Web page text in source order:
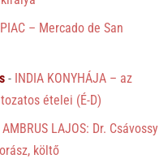
– Mercado de San
- INDIA KONYHÁJA – az
ételei (É-D)
AMBRUS LAJOS: Dr. Csávossy
költő